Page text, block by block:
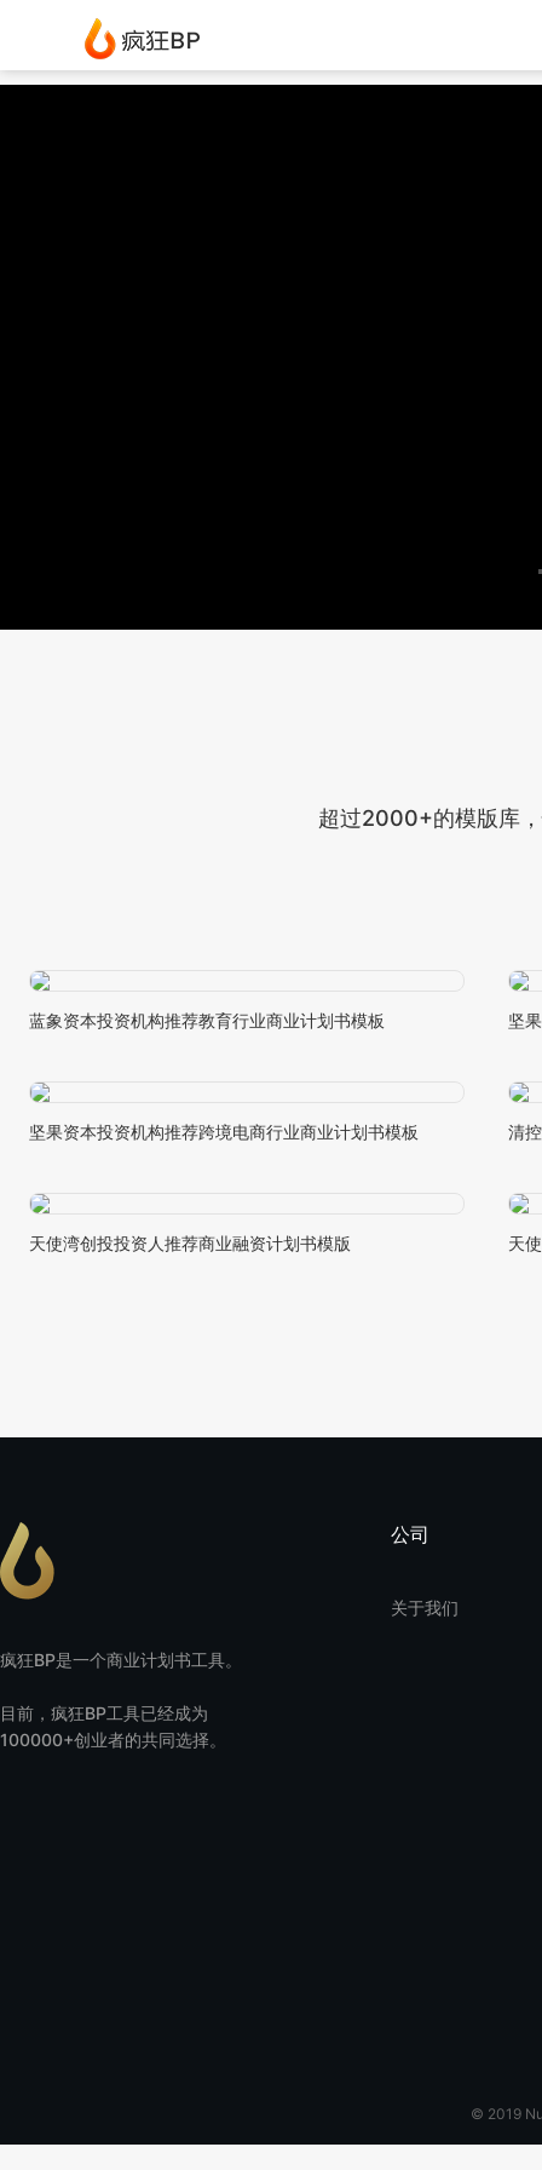
超过2000+的模版库
蓝象资本投资机构推荐教育行业商业计划书模板 坚
坚果资本投资机构推荐跨境电商行业商业计划书模板 清
天使湾创投投资人推荐商业融资计划书模版 天
疯狂BP是一个商业计划书工具。
目前，疯狂BP工具已经成为
100000+创业者的共同选择。
公司
关于我们
© 2019